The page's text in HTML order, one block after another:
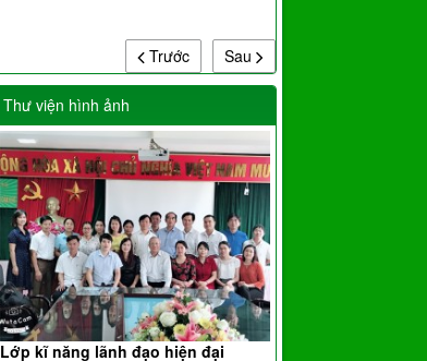
Sau
Trước
Thư viện hình ảnh
Lớp kĩ năng lãnh đạo hiện đại